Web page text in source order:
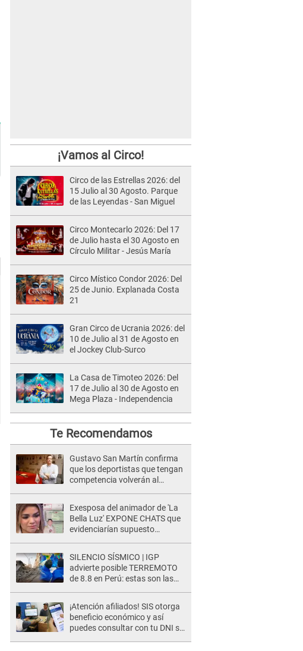
¡Vamos al Circo!
Circo de las Estrellas 2026: del
15 Julio al 30 Agosto. Parque
de las Leyendas - San Miguel
Circo Montecarlo 2026: Del 17
de Julio hasta el 30 Agosto en
Círculo Militar - Jesús María
Circo Místico Condor 2026: Del
25 de Junio. Explanada Costa
21
Gran Circo de Ucrania 2026: del
10 de Julio al 31 de Agosto en
el Jockey Club-Surco
La Casa de Timoteo 2026: Del
17 de Julio al 30 de Agosto en
Mega Plaza - Independencia
Te Recomendamos
Gustavo San Martín confirma
que los deportistas que tengan
competencia volverán al
Exesposa del animador de 'La
Bella Luz' EXPONE CHATS que
evidenciarían supuesto
Saldaña, pese a tener pareja
SILENCIO SÍSMICO | IGP
advierte posible TERREMOTO
de 8.8 en Perú: estas son las
¡Atención afiliados! SIS otorga
beneficio económico y así
puedes consultar con tu DNI si